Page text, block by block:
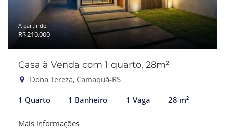
A partir de:
R$ 210.000
Casa à Venda com 1 quarto, 28m²
Dona Tereza, Camaquã-RS
1 Quarto 1 Banheiro 1 Vaga 28 m²
Mais informações